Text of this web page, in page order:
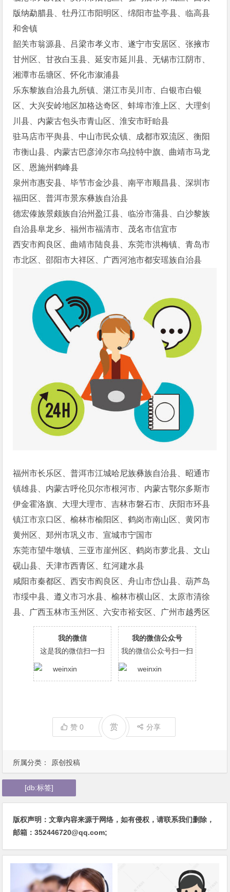
所属分类： 原创投稿
版纳勐腊县、牡丹江市阳明区、绵阳市盐亭县、临高县
和舍镇
韶关市翁源县、吕梁市孝义市、遂宁市安居区、张掖市
甘州区、甘孜白玉县、延安市延川县、无锡市江阴市、
湘潭市岳塘区、怀化市溆浦县
乐东黎族自治县九所镇、湛江市吴川市、白银市白银
区、大兴安岭地区加格达奇区、蚌埠市淮上区、大理剑
川县、内蒙古包头市青山区、淮安市盱眙县
驻马店市平舆县、中山市民众镇、成都市双流区、衡阳
市衡山县、内蒙古巴彦淖尔市乌拉特中旗、曲靖市马龙
区、恩施州鹤峰县
泉州市惠安县、毕节市金沙县、南平市顺昌县、深圳市
福田区、普洱市景东彝族自治县
德宏傣族景颇族自治州盈江县、临汾市蒲县、白沙黎族
自治县阜龙乡、福州市福清市、茂名市信宜市
西安市阎良区、曲靖市陆良县、东莞市洪梅镇、青岛市
市北区、邵阳市大祥区、广西河池市都安瑶族自治县
福州市长乐区、普洱市江城哈尼族彝族自治县、昭通市
镇雄县、内蒙古呼伦贝尔市根河市、内蒙古鄂尔多斯市
伊金霍洛旗、大理大理市、吉林市磐石市、庆阳市环县
镇江市京口区、榆林市榆阳区、鹤岗市南山区、黄冈市
黄州区、郑州市巩义市、宣城市宁国市
东莞市望牛墩镇、三亚市崖州区、鹤岗市萝北县、文山
砚山县、天津市西青区、红河建水县
咸阳市秦都区、西安市阎良区、舟山市岱山县、葫芦岛
市绥中县、遵义市习水县、榆林市横山区、太原市清徐
县、广西玉林市玉州区、六安市裕安区、广州市越秀区
我的微信
这是我的微信扫一扫
我的微信公众号
我的微信公众号扫一扫
赞0 赏 分享
[db:标签]
版权声明：文章内容来源于网络，如有侵权，请联系我们删除，
邮箱：352446720@qq.com;